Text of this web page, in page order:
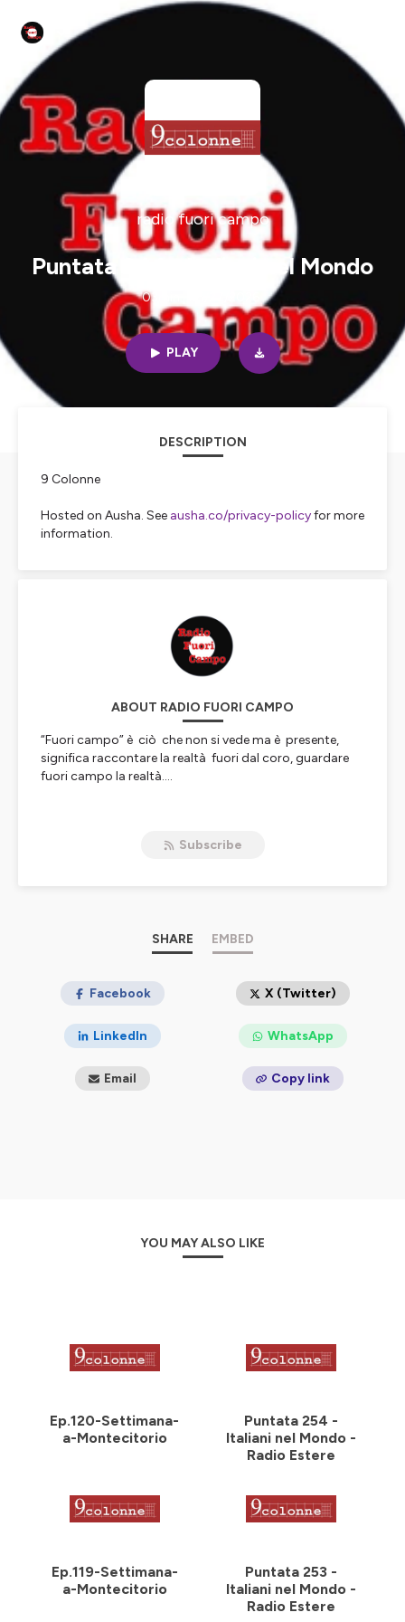
radio fuori campo
Puntata 244 - Italiani nel Mondo
03min | 05/27/2026
PLAY
DESCRIPTION
9 Colonne
Hosted on Ausha. See ausha.co/privacy-policyfor more
information.
ABOUT RADIO FUORI CAMPO
“Fuori campo” è ciò che non si vede ma è presente,
significa raccontare la realtà fuori dal coro, guardare
fuori campo la realtà....
Subscribe
SHARE EMBED
Facebook X (Twitter)
LinkedIn WhatsApp
Email Copy link
YOU MAY ALSO LIKE
Ep.120-Settimana-
a-Montecitorio
Puntata 254 -
Italiani nel Mondo -
Radio Estere
Ep.119-Settimana-
a-Montecitorio
Puntata 253 -
Italiani nel Mondo -
Radio Estere